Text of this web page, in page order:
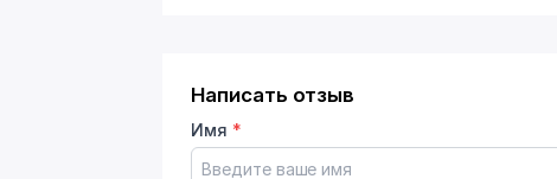
Написать отзыв
Имя *